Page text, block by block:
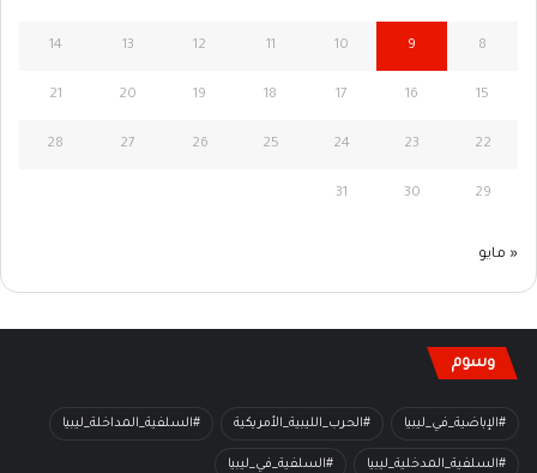
8
9
10
11
12
13
14
15
16
17
18
19
20
21
22
23
24
25
26
27
28
29
30
31
« مايو
وسوم
#الإباضية_في_ليبيا #الحرب_الليبية_الأمريكية #السلفية_المداخلة_ليبيا
#السلفية_المدخلية_ليبيا #السلفية_في_ليبيا